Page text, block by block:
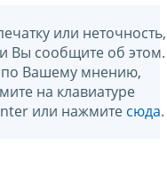
или неточность,
Вы сообщите об этом.
по Вашему мнению,
на клавиатуре
или нажмите сюда.